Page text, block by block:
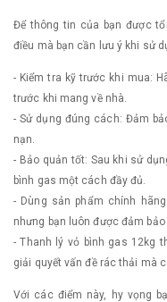
Để thông tin của bạn được
điều mà bạn cần lưu ý khi sử
- Kiểm tra kỹ trước khi mua:
trước khi mang về nhà.
- Sử dụng đúng cách: Đảm
nạn.
- Bảo quản tốt: Sau khi sử
bình gas một cách đầy đủ.
- Dùng sản phẩm chính
nhưng bạn luôn được đảm
- Thanh lý vỏ bình gas 12kg
giải quyết vấn đề rác thải mà
Với các điểm này, hy vọng